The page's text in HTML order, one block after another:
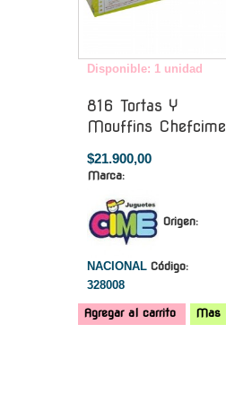
Disponible: 1 unidad
816 Tortas Y
Mouffins Chefcime
$21.900,00
Marca:
Origen:
NACIONAL Código:
328008
Agregar al carrito Mas